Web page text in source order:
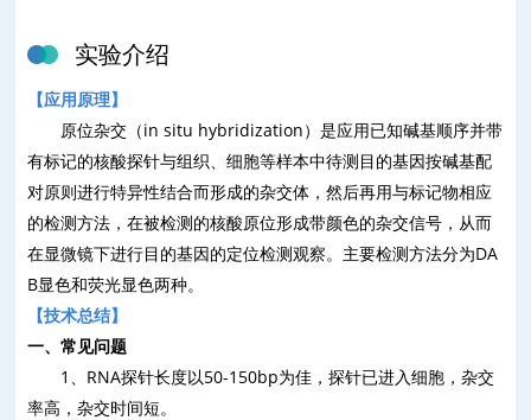
实验介绍
【应用原理】
原位杂交（in situ hybridization）是应用已知碱基顺序并带
有标记的核酸探针与组织、细胞等样本中待测目的基因按碱基配
对原则进行特异性结合而形成的杂交体，然后再用与标记物相应
的检测方法，在被检测的核酸原位形成带颜色的杂交信号，从而
在显微镜下进行目的基因的定位检测观察。主要检测方法分为DA
B显色和荧光显色两种。
【技术总结】
一、常见问题
1
RNA探针长度以50-150bp为佳，探针已进入细胞，杂交
率高，杂交时间短。